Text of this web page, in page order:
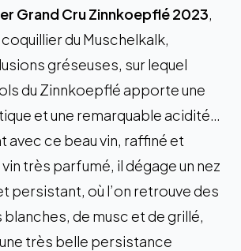
Grand Cru Zinnkoepflé 2023
du Muschelkalk,
gréseuses, sur lequel
du Zinnkoepflé apporte une
et une remarquable acidité…
avec ce beau vin, raffiné et
vin très parfumé, il dégage un nez
persistant, où l’on retrouve des
de musc et de grillé,
très belle persistance